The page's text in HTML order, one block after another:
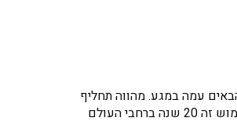
עמה במגע. מהווה תחליף
מושלם לגלולות, התקנים ומוליכים מסורבלים ומגושמים הנשארים בנרתיק ומצריכים הוצאה וניקוי. אסתטי ונוח לשימוש ואינו מורגש. VCF נמצא בשימוש זה 20 שנה ברחבי העולם